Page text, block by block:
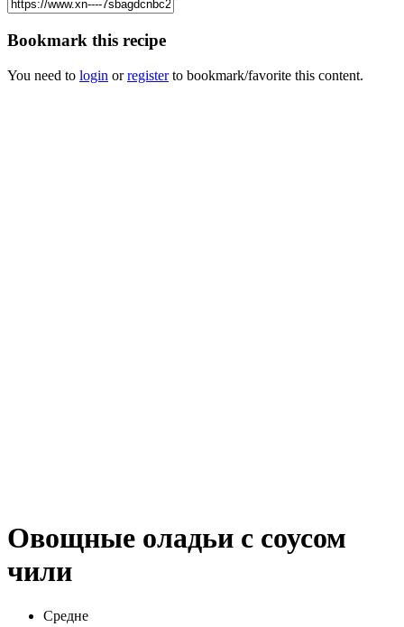
Bookmark this recipe
You need to login orregisterto bookmark/favorite this content.
Овощные оладьи с соусом
чили
Средне